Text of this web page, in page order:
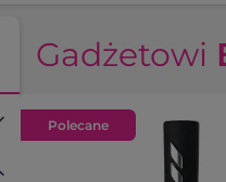
Gadżetowi
Polecane